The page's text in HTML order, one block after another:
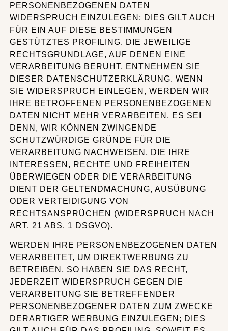
PERSONENBEZOGENEN DATEN
WIDERSPRUCH EINZULEGEN; DIES GILT AUCH
FÜR EIN AUF DIESE BESTIMMUNGEN
GESTÜTZTES PROFILING. DIE JEWEILIGE
RECHTSGRUNDLAGE, AUF DENEN EINE
VERARBEITUNG BERUHT, ENTNEHMEN SIE
DIESER DATENSCHUTZERKLÄRUNG. WENN
SIE WIDERSPRUCH EINLEGEN, WERDEN WIR
IHRE BETROFFENEN PERSONENBEZOGENEN
DATEN NICHT MEHR VERARBEITEN, ES SEI
DENN, WIR KÖNNEN ZWINGENDE
SCHUTZWÜRDIGE GRÜNDE FÜR DIE
VERARBEITUNG NACHWEISEN, DIE IHRE
INTERESSEN, RECHTE UND FREIHEITEN
ÜBERWIEGEN ODER DIE VERARBEITUNG
DIENT DER GELTENDMACHUNG, AUSÜBUNG
ODER VERTEIDIGUNG VON
RECHTSANSPRÜCHEN (WIDERSPRUCH NACH
ART. 21 ABS. 1 DSGVO).
WERDEN IHRE PERSONENBEZOGENEN DATEN
VERARBEITET, UM DIREKTWERBUNG ZU
BETREIBEN, SO HABEN SIE DAS RECHT,
JEDERZEIT WIDERSPRUCH GEGEN DIE
VERARBEITUNG SIE BETREFFENDER
PERSONENBEZOGENER DATEN ZUM ZWECKE
DERARTIGER WERBUNG EINZULEGEN; DIES